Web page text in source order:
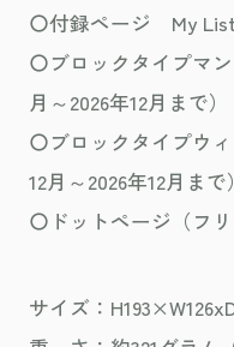
〇付録ページ My List
〇ブロックタイプマ
月～2026年12月まで）
〇ブロックタイプウ
12月～2026年12月まで）
〇ドットページ（フ
サイズ：